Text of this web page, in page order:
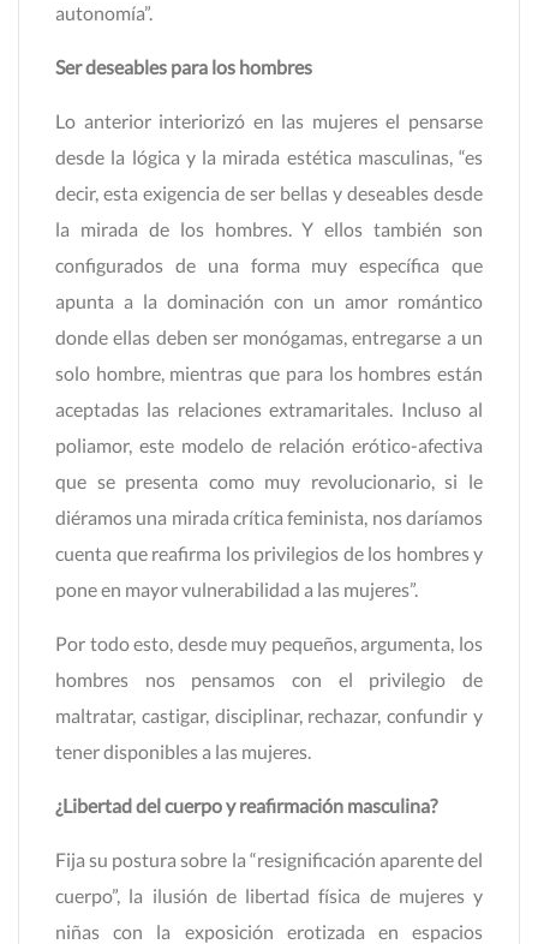
autonomía”.
Ser deseables para los hombres
Lo anterior interiorizó en las mujeres el pensarse
desde la lógica y la mirada estética masculinas, “es
decir, esta exigencia de ser bellas y deseables desde
la mirada de los hombres. Y ellos también son
configurados de una forma muy específica que
apunta a la dominación con un amor romántico
donde ellas deben ser monógamas, entregarse a un
solo hombre, mientras que para los hombres están
aceptadas las relaciones extramaritales. Incluso al
poliamor, este modelo de relación erótico-afectiva
que se presenta como muy revolucionario, si le
diéramos una mirada crítica feminista, nos daríamos
cuenta que reafirma los privilegios de los hombres y
pone en mayor vulnerabilidad a las mujeres”.
Por todo esto, desde muy pequeños, argumenta, los
hombres nos pensamos con el privilegio de
maltratar, castigar, disciplinar, rechazar, confundir y
tener disponibles a las mujeres.
¿Libertad del cuerpo y reafirmación masculina?
Fija su postura sobre la “resignificación aparente del
cuerpo”, la ilusión de libertad física de mujeres y
niñas con la exposición erotizada en espacios